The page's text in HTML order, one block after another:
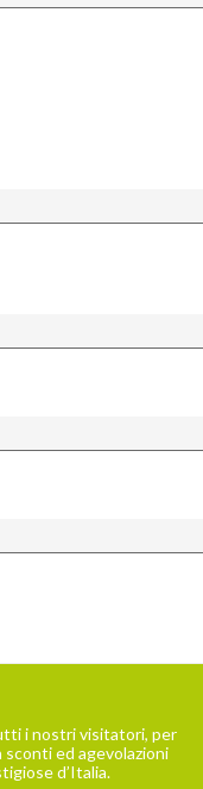
i nostri visitatori, per
ed agevolazioni
d’Italia.